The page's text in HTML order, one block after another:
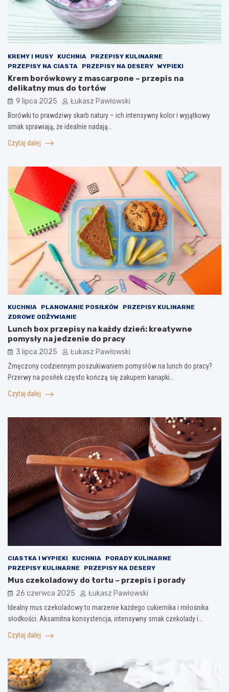
KREMY I MUSY KUCHNIA
PRZEPISY KULINARNE
PRZEPISY NA CIASTA
PRZEPISY NA DESERY WYPIEKI
Krem borówkowy z mascarpone – przepis na
delikatny mus do tortów
9 lipca 2025 Łukasz Pawłowski
Borówki to prawdziwy skarb natury – ich intensywny kolor i wyjątkowy
smak sprawiają, że idealnie nadają…
Czytaj dalej
KUCHNIA PLANOWANIE POSIŁKÓW
PRZEPISY KULINARNE
ZDROWE ODŻYWIANIE
Lunch box przepisy na każdy dzień: kreatywne
pomysły na jedzenie do pracy
3 lipca 2025 Łukasz Pawłowski
Zmęczony codziennym poszukiwaniem pomysłów na lunch do pracy?
Przerwy na posiłek często kończą się zakupem kanapki…
Czytaj dalej
CIASTKA I WYPIEKI KUCHNIA
PORADY KULINARNE
PRZEPISY KULINARNE
PRZEPISY NA DESERY
Mus czekoladowy do tortu – przepis i porady
26 czerwca 2025 Łukasz Pawłowski
Idealny mus czekoladowy to marzenie każdego cukiernika i miłośnika
słodkości. Aksamitna konsystencja, intensywny smak czekolady i…
Czytaj dalej